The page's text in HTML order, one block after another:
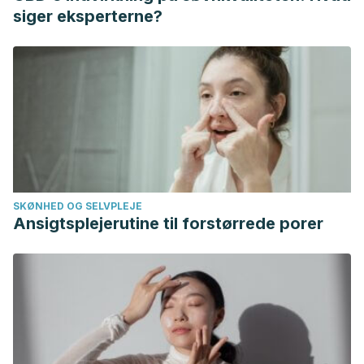
Vitamins and Minerals in Hair Loss: A Review. Dermatol Ther
(Heidelb). 2019 Mar;9(1):51-70. doi: 10.1007/s13555-018-
0278-6. Epub 2018 Dec 13. PMID: 30547302; PMCID:
Bistas KG, Tadi P. Biotin. [Updated 2022 Jul 4]. In:
StatPearls [Internet]. Treasure Island (FL): StatPearls
Publishing; 2022 Jan-. Available from:
https://www.ncbi.nlm.nih.gov/books/NBK554493/
LiverTox: Clinical and Research Information on Drug-
Induced Liver Injury [Internet]. Bethesda (MD): National
Institute of Diabetes and Digestive and Kidney Diseases;
2012-. Noni. [Updated 2020 Mar 28]. Available from:
https://www.ncbi.nlm.nih.gov/books/NBK548374/
siger eksperterne?
SKØNHED OG SELVPLEJE
Ansigtsplejerutine til forstørrede porer